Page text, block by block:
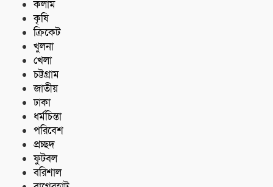
কলাম
কৃষি
ক্রিকেট
খুলনা
খেলা
চট্টগ্রাম
জাতীয়
ঢাকা
ধর্মচিন্তা
পরিবেশ
প্রচ্ছদ
ফুটবল
বরিশাল